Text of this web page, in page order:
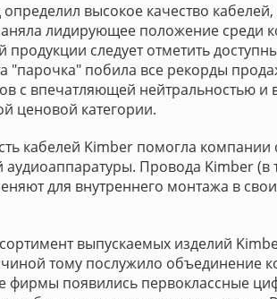
высокое качество
лидирующее положение среди
продукции следует отметить
"парочка" побила все рекорды
с впечатляющей нейтральностью
ценовой категории.
кабелей Kimber помогла компании
аудиоаппаратуры. Провода Kimber (в
для внутреннего монтажа в
выпускаемых изделий
тому послужило объединение
фирмы появились первоклассные